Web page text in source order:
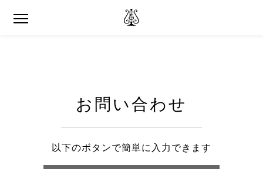
お問い合わせ
以下のボタンで簡単に入力できます